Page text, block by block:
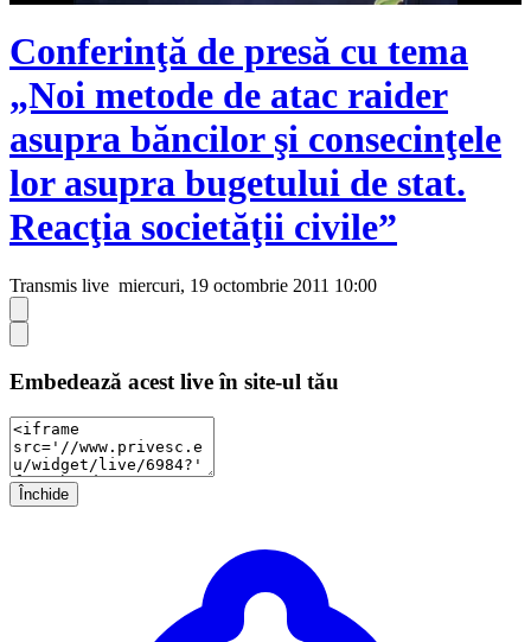
Conferinţă de presă cu tema
„Noi metode de atac raider
asupra băncilor şi consecinţele
lor asupra bugetului de stat.
Reacţia societăţii civile”
Transmis live miercuri, 19 octombrie 2011 10:00
Embedează acest live în site-ul tău
Închide